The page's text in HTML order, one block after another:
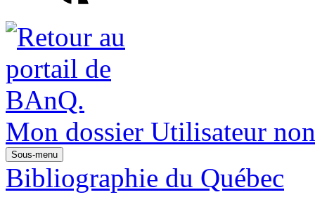
Mon dossier Utilisateur
Sous-menu
Bibliographie du Québec